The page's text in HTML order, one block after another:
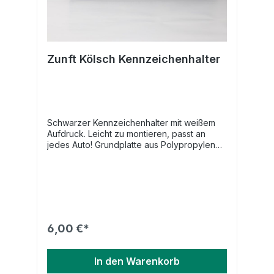
Zunft Kölsch Kennzeichenhalter
Schwarzer Kennzeichenhalter mit weißem
Aufdruck. Leicht zu montieren, passt an
jedes Auto! Grundplatte aus Polypropylen
6,00 €*
In den Warenkorb